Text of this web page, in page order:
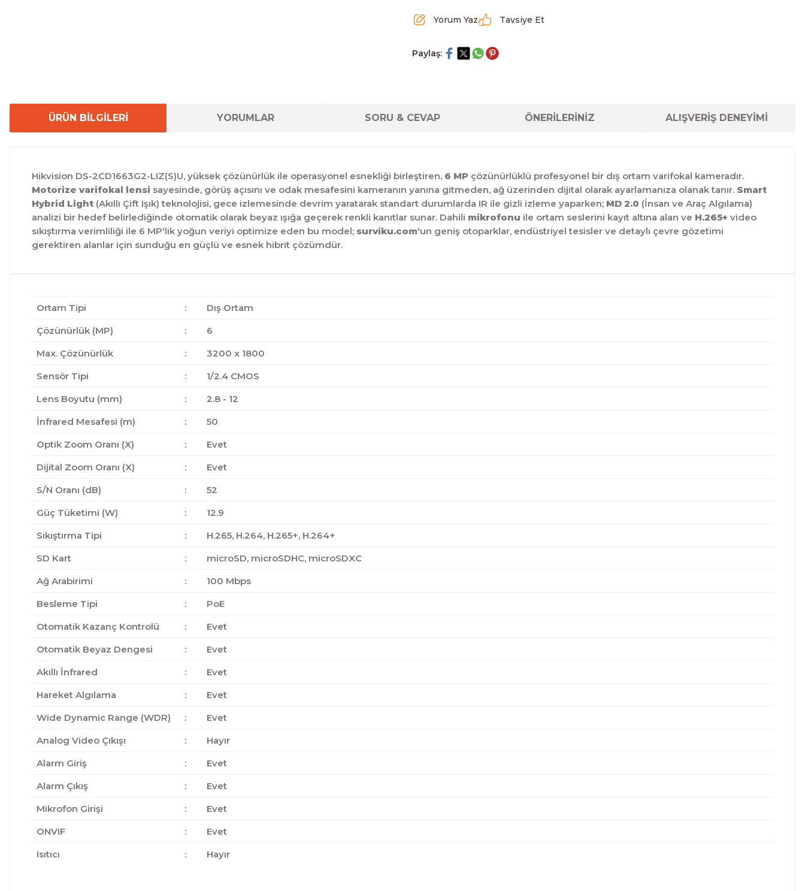
Yorum Yaz Tavsiye Et
Paylaş:
ÜRÜN BİLGİLERİ YORUMLAR SORU & CEVAP ÖNERİLERİNİZ ALIŞVERİŞ DENEYİMİ
Hikvision DS-2CD1663G2-LIZ(S)U, yüksek çözünürlük ile operasyonel esnekliği birleştiren, 6 MP çözünürlüklü profesyonel bir dış ortam varifokal kameradır.
Motorize varifokal lensi sayesinde, görüş açısını ve odak mesafesini kameranın yanına gitmeden, ağ üzerinden dijital olarak ayarlamanıza olanak tanır. Smart
Hybrid Light (Akıllı Çift Işık) teknolojisi, gece izlemesinde devrim yaratarak standart durumlarda IR ile gizli izleme yaparken; MD 2.0 (İnsan ve Araç Algılama)
analizi bir hedef belirlediğinde otomatik olarak beyaz ışığa geçerek renkli kanıtlar sunar. Dahili mikrofonu ile ortam seslerini kayıt altına alan ve H.265+ video
sıkıştırma verimliliği ile 6 MP'lik yoğun veriyi optimize eden bu model; surviku.com'un geniş otoparklar, endüstriyel tesisler ve detaylı çevre gözetimi
gerektiren alanlar için sunduğu en güçlü ve esnek hibrit çözümdür.
Ortam Tipi :
Dış Ortam
Çözünürlük (MP)
:
6
Max. Çözünürlük
:
3200 x 1800
Sensör Tipi
:
1/2.4 CMOS
Lens Boyutu (mm)
:
2.8 - 12
İnfrared Mesafesi (m)
:
50
Optik Zoom Oranı (X)
:
Evet
Dijital Zoom Oranı (X)
:
Evet
S/N Oranı (dB)
:
52
Güç Tüketimi (W)
:
12.9
Sıkıştırma Tipi
:
H.265, H.264, H.265+, H.264+
SD Kart
:
microSD, microSDHC, microSDXC
Ağ Arabirimi
:
100 Mbps
Besleme Tipi
:
PoE
Otomatik Kazanç Kontrolü
:
Evet
Otomatik Beyaz Dengesi
:
Evet
Akıllı İnfrared
:
Evet
Hareket Algılama
:
Evet
Wide Dynamic Range (WDR)
:
Evet
Analog Video Çıkışı
:
Hayır
Alarm Giriş
:
Evet
Alarm Çıkış
:
Evet
Mikrofon Girişi
:
Evet
ONVIF
:
Evet
Isıtıcı
: Hayır